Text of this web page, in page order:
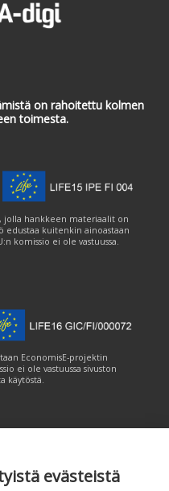
evästeistä
on rahoitettu kolmen
toimesta.
jolla hankkeen materiaalit on
edustaa kuitenkin ainoastaan
komissio ei ole vastuussa.
EconomisE-projektin
ei ole vastuussa sivuston
käytöstä.